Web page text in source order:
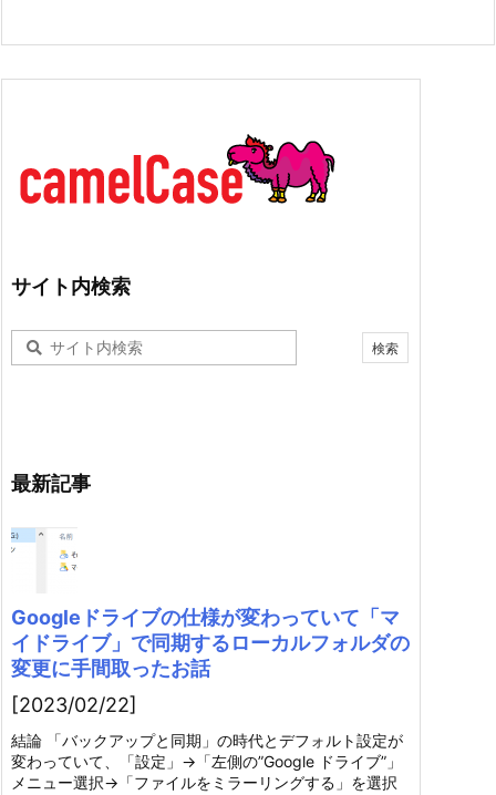
サイト内検索
最新記事
Googleドライブの仕様が変わっていて「マ
イドライブ」で同期するローカルフォルダの
変更に手間取ったお話
[2023/02/22]
結論 「バックアップと同期」の時代とデフォルト設定が
変わっていて、「設定」→「左側の”Google ドライブ”」
メニュー選択→「ファイルをミラーリングする」を選択